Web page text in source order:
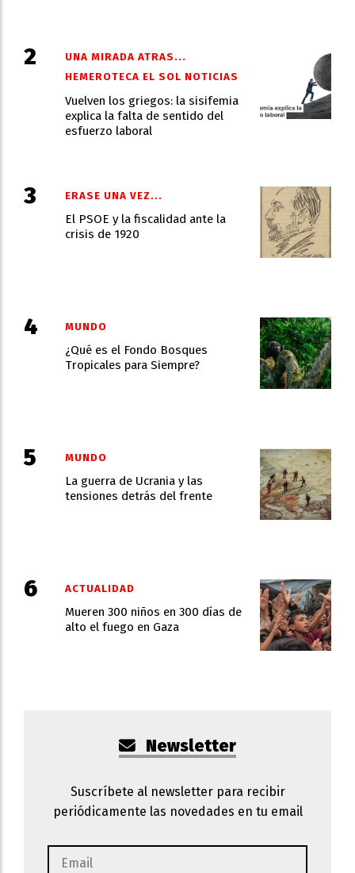
Vuelven los griegos: la sisifemia
explica la falta de sentido del
esfuerzo laboral
UNA MIRADA ATRAS...
HEMEROTECA EL SOL NOTICIAS
El PSOE y la fiscalidad ante la
crisis de 1920
ERASE UNA VEZ...
¿Qué es el Fondo Bosques
Tropicales para Siempre?
MUNDO
La guerra de Ucrania y las
tensiones detrás del frente
MUNDO
Mueren 300 niños en 300 días de
alto el fuego en Gaza
ACTUALIDAD
Newsletter
Suscríbete al newsletter para recibir
periódicamente las novedades en tu email